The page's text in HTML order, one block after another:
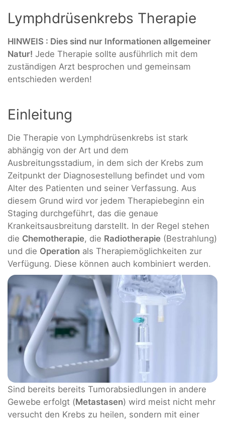
Lymphdrüsenkrebs Therapie
HINWEIS : Dies sind nur Informationen allgemeiner
Natur! Jede Therapie sollte ausführlich mit dem
zuständigen Arzt besprochen und gemeinsam
entschieden werden!
Einleitung
Die Therapie von Lymphdrüsenkrebs ist stark
abhängig von der Art und dem
Ausbreitungsstadium, in dem sich der Krebs zum
Zeitpunkt der Diagnosestellung befindet und vom
Alter des Patienten und seiner Verfassung. Aus
diesem Grund wird vor jedem Therapiebeginn ein
Staging durchgeführt, das die genaue
Krankeitsausbreitung darstellt. In der Regel stehen
die Chemotherapie, die Radiotherapie (Bestrahlung)
und die Operation als Therapiemöglichkeiten zur
Verfügung. Diese können auch kombiniert werden.
Sind bereits bereits Tumorabsiedlungen in andere
Gewebe erfolgt (Metastasen) wird meist nicht mehr
versucht den Krebs zu heilen, sondern mit einer